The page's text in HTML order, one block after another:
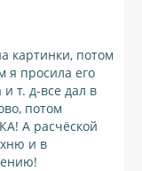
картинки, потом
я просила его
т. д-все дал в
потом
А расчёской
и в